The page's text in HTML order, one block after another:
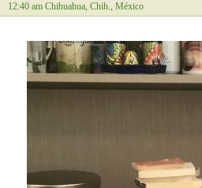
12:40 am Chihuahua, Chih., México